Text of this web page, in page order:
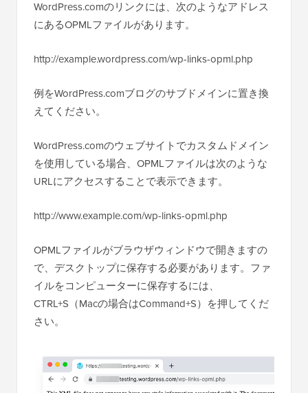
WordPress.comのリンクには、次のようなアドレス
にあるOPMLファイルがあります。
http://example.wordpress.com/wp-links-opml.php
例をWordPress.comブログのサブドメインに置き換
えてください。
WordPress.comのウェブサイトでカスタムドメイン
を使用している場合、OPMLファイルは次のような
URLにアクセスすることで表示できます。
http://www.example.com/wp-links-opml.php
OPMLファイルがブラウザウィンドウで開きますの
で、デスクトップに保存する必要があります。ファ
イルをコンピューターに保存するには、
CTRL+S（Macの場合はCommand+S）を押してくだ
さい。